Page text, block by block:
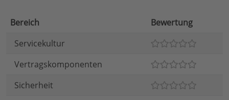
Bereich
Bewertung
Servicekultur
Vertragskomponenten
Sicherheit